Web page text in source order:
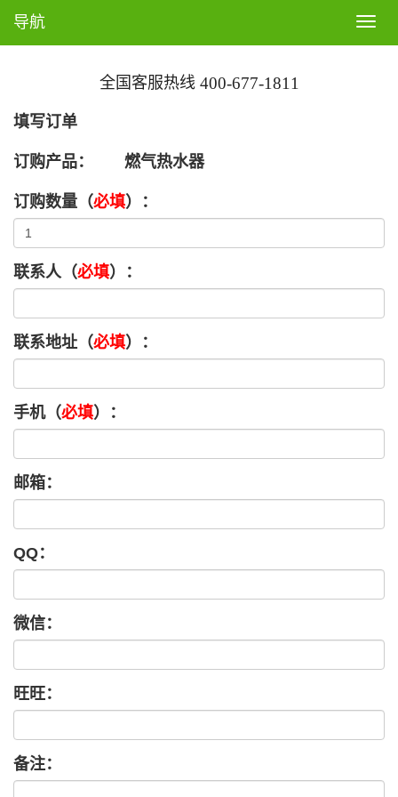
T
o
g
t
i
n
导航
全国客服热线 400-677-1811
填写订单
订购产品： 燃气热水器
订购数量（必填）：
联系人（必填）：
联系地址（必填）：
手机（必填）：
邮箱：
QQ：
微信：
旺旺：
备注：